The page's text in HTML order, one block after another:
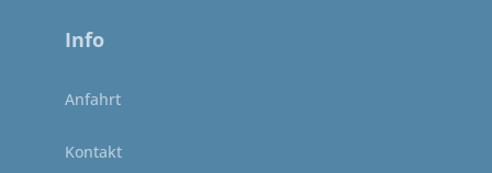
Info
Anfahrt
Kontakt